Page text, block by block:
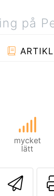
mycket
lätt